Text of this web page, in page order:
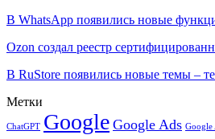
В WhatsApp появились новые
Ozon создал реестр
В RuStore появились новые темы –
Метки
ChatGPT Google Google Ads Google